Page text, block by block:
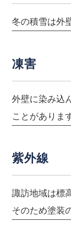
冬の積雪は外
凍害
外壁に染み込
ことがありま
紫外線
諏訪地域は標
そのため塗装